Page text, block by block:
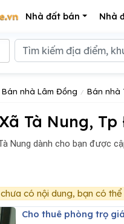
Nhà đất bán Nhà
Bán nhà Lâm Đồng Bán nhà
Tà Nung,
Nung dành cho bạn được
có nội dung, bạn có
Cho thuê phòng trọ